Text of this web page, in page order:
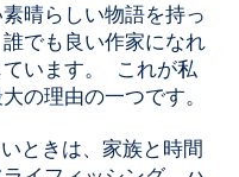
晴らしい物語を持っ
でも良い作家になれ
ています。 これが私
の理由の一つです。
ときは、家族と時間